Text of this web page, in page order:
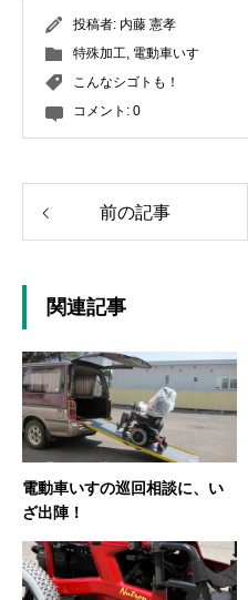
投稿者: 内藤 憲孝
特殊加工, 電動車いす
こんなシゴトも！
コメント: 0
前の記事
関連記事
電動車いすの巡回相談に、い
ざ出陣！